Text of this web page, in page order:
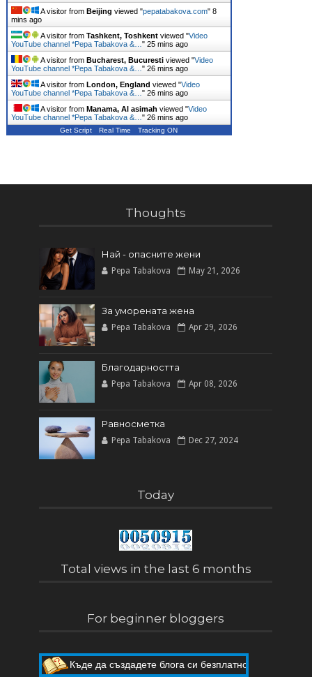
A visitor from Beijing viewed "pepatabakova.com" 8
mins ago
A visitor from Tashkent, Toshkentviewed "Video
YouTube channel *Pepa Tabakova &… " 25 mins ago
A visitor from Bucharest, Bucurestiviewed "Video
YouTube channel *Pepa Tabakova &… " 26 mins ago
A visitor from London, England viewed "Video
YouTube channel *Pepa Tabakova &… " 26 mins ago
A visitor from Manama, Al asimah viewed "Video
YouTube channel *Pepa Tabakova &… " 26 mins ago
Get Script Real Time Tracking ON
Thoughts
Най - опасните жени
Pepa Tabakova May 21, 2026
За уморената жена
Pepa Tabakova Apr 29, 2026
Благодарността
Pepa Tabakova Apr 08, 2026
Равносметка
Pepa Tabakova Dec 27, 2024
Today
Total views in the last 6 months
For beginner bloggers
Къде да създадете блога си безплатно